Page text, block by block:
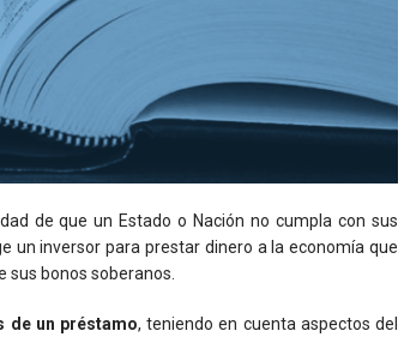
de que un Estado o Nación no cumpla con sus
un inversor para prestar dinero a la economía que
sus bonos soberanos.
de un préstamo, teniendo en cuenta aspectos del